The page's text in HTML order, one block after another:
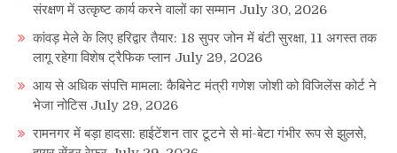
संरक्षण में उत्कृष्ट कार्य करने वालों का सम्मान July 30, 2026
कांवड़ मेले के लिए हरिद्वार तैयार: 18 सुपर जोन में बंटी सुरक्षा, 11 अगस्त तक
लागू रहेगा विशेष ट्रैफिक प्लान July 29, 2026
आय से अधिक संपत्ति मामला: कैबिनेट मंत्री गणेश जोशी को विजिलेंस कोर्ट ने
भेजा नोटिस July 29, 2026
रामनगर में बड़ा हादसा: हाईटेंशन तार टूटने से मां-बेटा गंभीर रूप से झुलसे,